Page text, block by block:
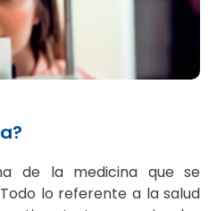
de la medicina que se
lo referente a la salud